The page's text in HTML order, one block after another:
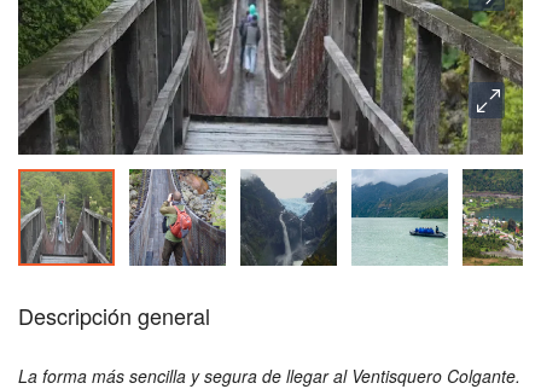
Descripción general
La forma más sencilla y segura de llegar al Ventisquero Colgante.